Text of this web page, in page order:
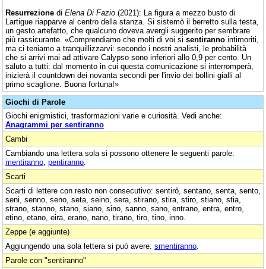
Resurrezione di Elena Di Fazio (2021): La figura a mezzo busto di
Lartigue riapparve al centro della stanza. Si sistemò il berretto sulla testa,
un gesto artefatto, che qualcuno doveva avergli suggerito per sembrare
più rassicurante. «Comprendiamo che molti di voi si sentiranno intimoriti,
ma ci teniamo a tranquillizzarvi: secondo i nostri analisti, le probabilità
che si arrivi mai ad attivare Calypso sono inferiori allo 0,9 per cento. Un
saluto a tutti: dal momento in cui questa comunicazione si interromperà,
inizierà il countdown dei novanta secondi per l'invio dei bollini gialli al
primo scaglione. Buona fortuna!»
Giochi di Parole
Giochi enigmistici, trasformazioni varie e curiosità. Vedi anche:
Anagrammi per sentiranno
Cambi
Cambiando una lettera sola si possono ottenere le seguenti parole:
mentiranno pentiranno
Scarti
Scarti di lettere con resto non consecutivo: sentirò, sentano, senta, sento,
seni, senno, seno, seta, seino, sera, stirano, stira, stiro, stiano, stia,
strano, stanno, stano, siano, sino, sanno, sano, entrano, entra, entro,
etino, etano, eira, erano, nano, tirano, tiro, tino, inno.
Zeppe (e aggiunte)
Aggiungendo una sola lettera si può avere: smentiranno
Parole con "sentiranno"